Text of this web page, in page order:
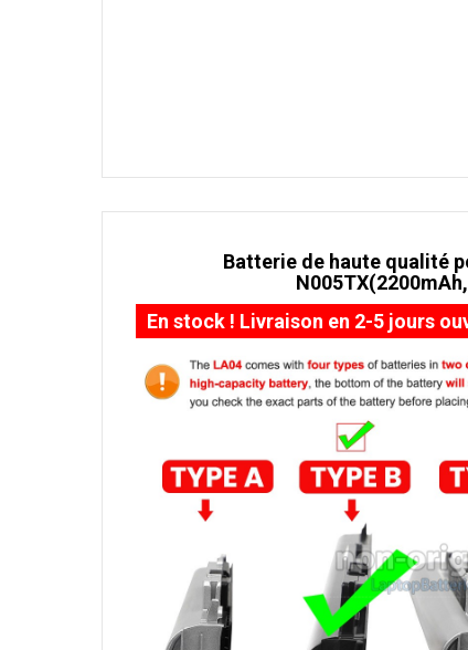
Batterie de haute qualité
En stock ! Livraison en 2-5 jours